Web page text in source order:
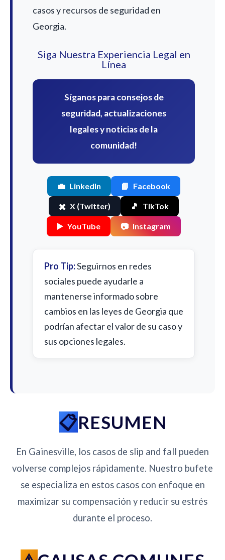
casos y recursos de seguridad en
Georgia.
Siga Nuestra Experiencia Legal en
Línea
Síganos para consejos de
seguridad, actualizaciones
legales y noticias de la
comunidad!
💼 LinkedIn 📘 Facebook
✖️ X (Twitter) 🎵 TikTok
▶️ YouTube 📷 Instagram
Pro Tip:Seguirnos en redes
sociales puede ayudarle a
mantenerse informado sobre
cambios en las leyes de Georgia que
podrían afectar el valor de su caso y
sus opciones legales.
RESUMEN
En Gainesville, los casos de slip and fall pueden
volverse complejos rápidamente. Nuestro bufete
se especializa en estos casos con enfoque en
maximizar su compensación y reducir su estrés
durante el proceso.